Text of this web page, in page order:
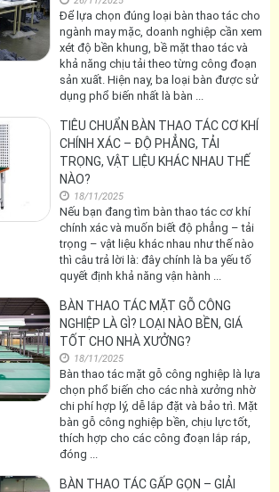
Để lựa chọn đúng loại bàn thao tác cho
ngành may mặc, doanh nghiệp cần xem
xét độ bền khung, bề mặt thao tác và
khả năng chịu tải theo từng công đoạn
sản xuất. Hiện nay, ba loại bàn được sử
dụng phổ biến nhất là bàn ...
TIÊU CHUẨN BÀN THAO TÁC CƠ KHÍ
CHÍNH XÁC – ĐỘ PHẲNG, TẢI
TRỌNG, VẬT LIỆU KHÁC NHAU THẾ
NÀO?
18/11/2025
Nếu bạn đang tìm bàn thao tác cơ khí
chính xác và muốn biết độ phẳng – tải
trọng – vật liệu khác nhau như thế nào
thì câu trả lời là: đây chính là ba yếu tố
quyết định khả năng vận hành ...
BÀN THAO TÁC MẶT GỖ CÔNG
NGHIỆP LÀ GÌ? LOẠI NÀO BỀN, GIÁ
TỐT CHO NHÀ XƯỞNG?
18/11/2025
Bàn thao tác mặt gỗ công nghiệp là lựa
chọn phổ biến cho các nhà xưởng nhờ
chi phí hợp lý, dễ lắp đặt và bảo trì. Mặt
bàn gỗ công nghiệp bền, chịu lực tốt,
thích hợp cho các công đoạn lắp ráp,
đóng ...
BÀN THAO TÁC GẤP GỌN – GIẢI